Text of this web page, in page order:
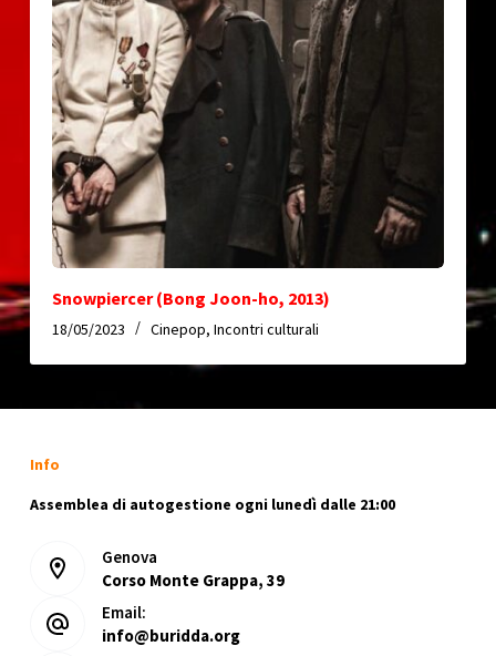
Snowpiercer (Bong Joon-ho, 2013)
18/05/2023 Cinepop, Incontri culturali
Info
Assemblea di autogestione ogni lunedì dalle 21:00
Genova
Corso Monte Grappa, 39
Email:
info@buridda.org